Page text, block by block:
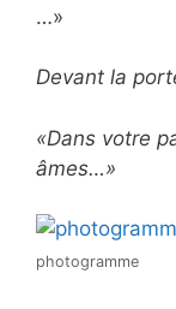
…»
Devant la
«Dans votre
âmes…»
photogramme